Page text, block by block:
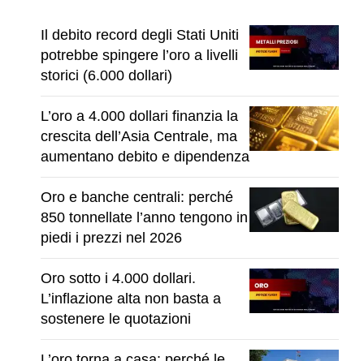
Il debito record degli Stati Uniti
potrebbe spingere l’oro a livelli
storici (6.000 dollari)
L’oro a 4.000 dollari finanzia la
crescita dell’Asia Centrale, ma
aumentano debito e dipendenza
Oro e banche centrali: perché
850 tonnellate l’anno tengono in
piedi i prezzi nel 2026
Oro sotto i 4.000 dollari.
L’inflazione alta non basta a
sostenere le quotazioni